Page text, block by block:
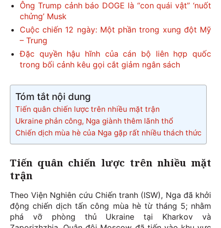
Ông Trump cảnh báo DOGE là “con quái vật” ‘nuốt
chửng’ Musk
Cuộc chiến 12 ngày: Một phần trong xung đột Mỹ
– Trung
Đặc quyền hậu hĩnh của cán bộ liên hợp quốc
trong bối cảnh kêu gọi cắt giảm ngân sách
Tóm tắt nội dung
Tiến quân chiến lược trên nhiều mặt trận
Ukraine phản công, Nga giành thêm lãnh thổ
Chiến dịch mùa hè của Nga gặp rất nhiều thách thức
Tiến quân chiến lược trên nhiều mặt
trận
Theo Viện Nghiên cứu Chiến tranh (ISW), Nga đã khởi
động chiến dịch tấn công mùa hè từ tháng 5; nhằm
phá vỡ phòng thủ Ukraine tại Kharkov và